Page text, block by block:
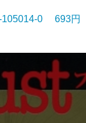
105014-0 693円